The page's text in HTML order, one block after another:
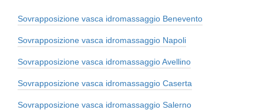
Sovrapposizione vasca idromassaggio Benevento
Sovrapposizione vasca idromassaggio Napoli
Sovrapposizione vasca idromassaggio Avellino
Sovrapposizione vasca idromassaggio Caserta
Sovrapposizione vasca idromassaggio Salerno